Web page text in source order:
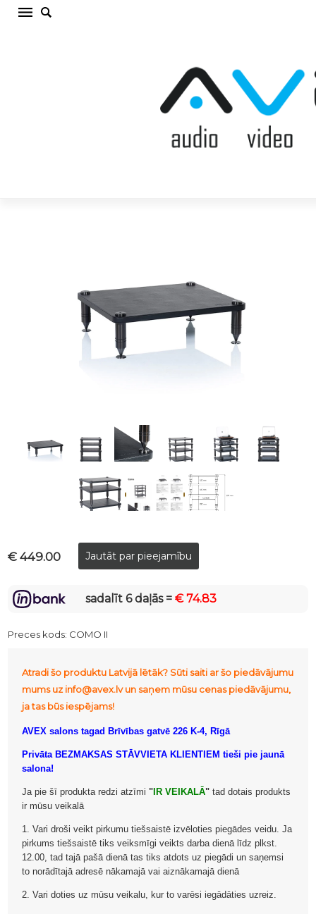
NORSTONE COMO II HiFi aparatūras statne
€ 449.00
sadalīt 6 daļās =€ 74.83
Preces kods: COMO II
Atradi šo produktu Latvijā lētāk? Sūti saiti ar šo piedāvājumu
mums uz info@avex.lv un saņem mūsu cenas piedāvājumu,
ja tas būs iespējams!
AVEX salons tagad Brīvības gatvē 226 K-4, Rīgā
Privāta BEZMAKSAS STĀVVIETA KLIENTIEM tieši pie jaunā
salona!
Ja pie šī produkta redzi atzīmi " IR VEIKALĀ" tad dotais produkts
ir mūsu veikalā
1. Vari droši veikt pirkumu tiešsaistē izvēloties piegādes veidu. Ja
pirkums tiešsaistē tiks veiksmīgi veikts darba dienā līdz plkst.
12.00, tad tajā pašā dienā tas tiks atdots uz piegādi un saņemsi
to norādītajā adresē nākamajā vai aiznākamajā dienā
2. Vari doties uz mūsu veikalu, kur to varēsi iegādāties uzreiz.